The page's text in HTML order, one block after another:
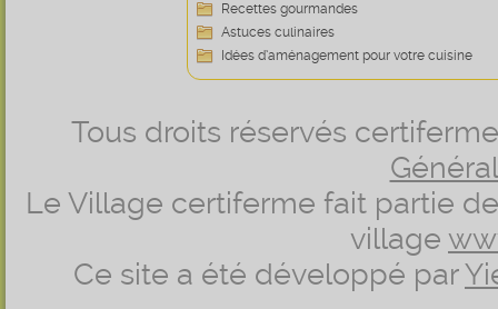
Recettes gourmandes
Astuces culinaires
Idées d’aménagement pour votre cuisine
Tous droits réservés
Le Village certiferme fait partie
village
Ce site a été développé par